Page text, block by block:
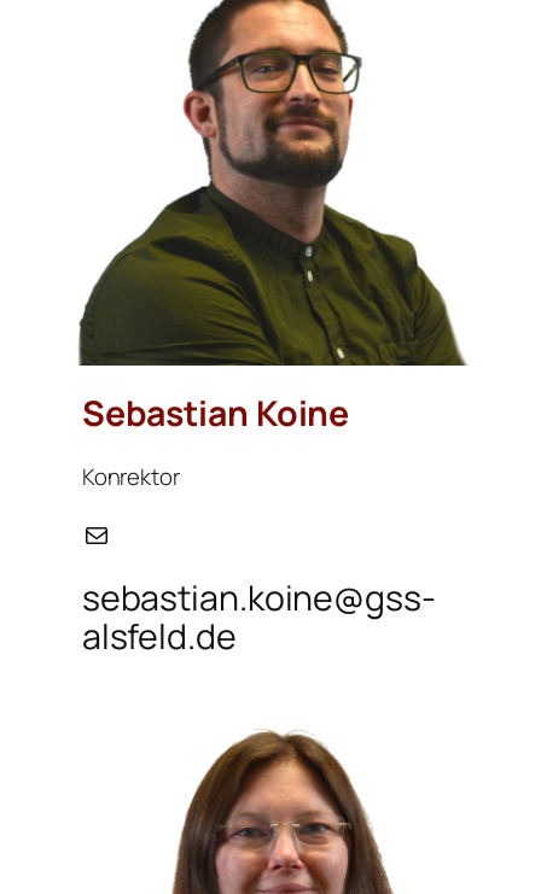
Sebastian Koine
Konrektor
E-Mail
sebastian.koine@gss-
alsfeld.de